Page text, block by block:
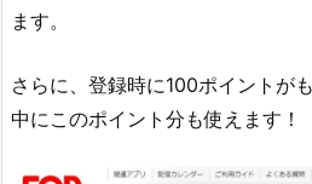
ます。
さらに、登録時に100ポイントが
中にこのポイント分も使えます！